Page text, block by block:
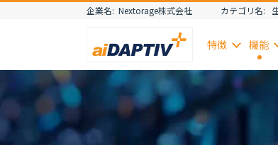
企業名: Nextorage株式会社 カテゴリ名:
特徴 機能